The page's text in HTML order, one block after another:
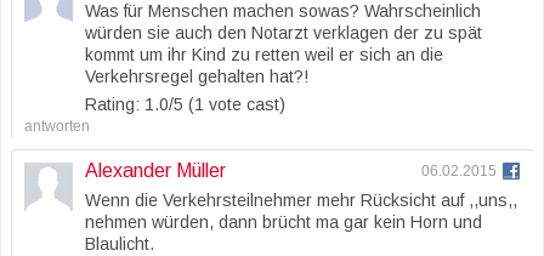
Was für Menschen machen sowas? Wahrscheinlich
würden sie auch den Notarzt verklagen der zu spät
kommt um ihr Kind zu retten weil er sich an die
Verkehrsregel gehalten hat?!
Rating: 1.0/5 (1 vote cast)
antworten
Alexander Müller 06.02.2015
Wenn die Verkehrsteilnehmer mehr Rücksicht auf ,,uns,,
nehmen würden, dann brücht ma gar kein Horn und
Blaulicht.